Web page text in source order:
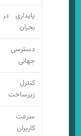
پایداری در
بحران
دسترسی
جهانی
کنترل
زیرساخت
سرعت
کاربران